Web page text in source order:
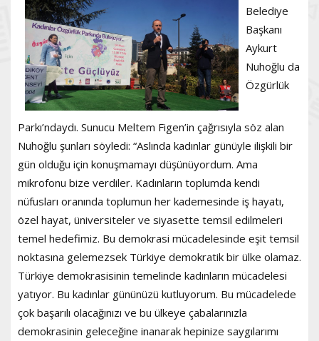
Belediye
Başkanı
Aykurt
Nuhoğlu da
Özgürlük
Parkı’ndaydı. Sunucu Meltem Figen’in çağrısıyla söz alan
Nuhoğlu şunları söyledi: “Aslında kadınlar günüyle ilişkili bir
gün olduğu için konuşmamayı düşünüyordum. Ama
mikrofonu bize verdiler. Kadınların toplumda kendi
nüfusları oranında toplumun her kademesinde iş hayatı,
özel hayat, üniversiteler ve siyasette temsil edilmeleri
temel hedefimiz. Bu demokrasi mücadelesinde eşit temsil
noktasına gelemezsek Türkiye demokratik bir ülke olamaz.
Türkiye demokrasisinin temelinde kadınların mücadelesi
yatıyor. Bu kadınlar gününüzü kutluyorum. Bu mücadelede
çok başarılı olacağınızı ve bu ülkeye çabalarınızla
demokrasinin geleceğine inanarak hepinize saygılarımı